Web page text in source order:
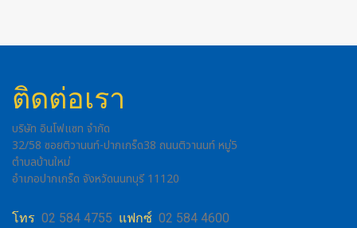
ติดต่อเรา
บริษัท อินโฟแซท จำกัด
32/58 ซอยติวานนท์-ปากเกร็ด38 ถนนติวานนท์ หมู่5
ตำบลบ้านใหม่
อำเภอปากเกร็ด จังหวัดนนทบุรี 11120
โทร 02 584 4755 แฟกซ์ 02 584 4600